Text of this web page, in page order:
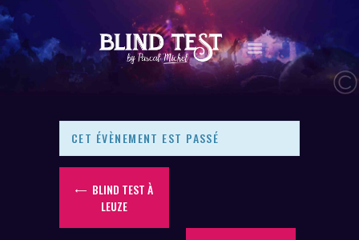
AGENDA
LES NEWS
LES VIDÉOS
CONTACT
BOUTIQUE
CET ÉVÈNEMENT EST PASSÉ
BLIND TEST À
LEUZE